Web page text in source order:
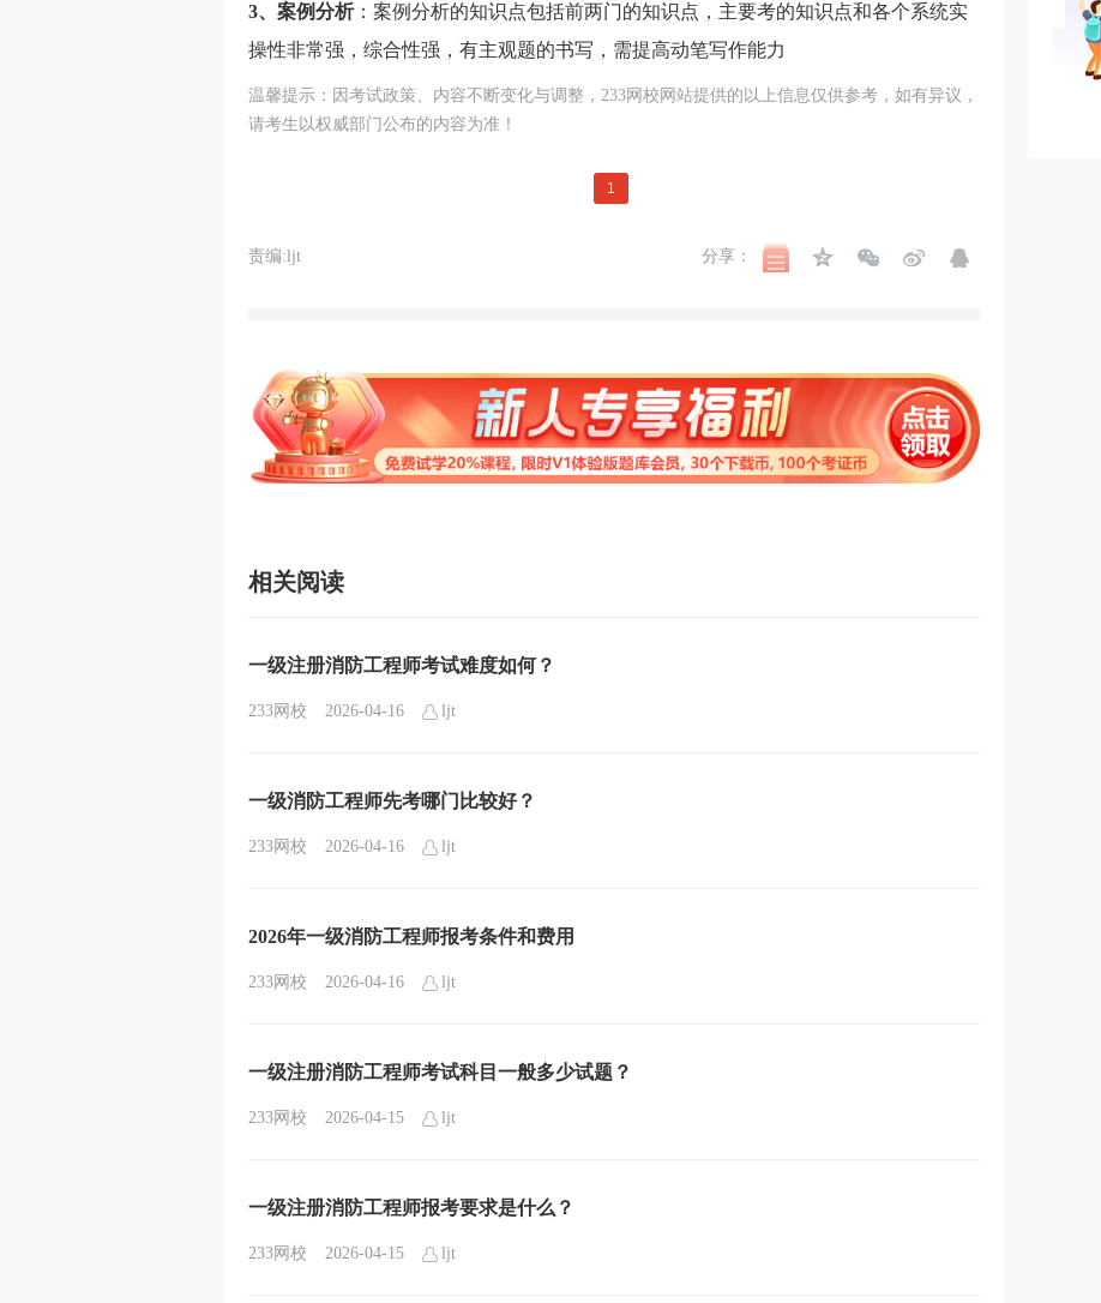
3、案例分析：案例分析的知识点包括前两门的知识点，主要考的知识点和各个系统实
操性非常强，综合性强，有主观题的书写，需提高动笔写作能力
温馨提示：因考试政策、内容不断变化与调整，233网校网站提供的以上信息仅供参考，如有异议，
请考生以权威部门公布的内容为准！
1
责编:ljt 分享：
相关阅读
一级注册消防工程师考试难度如何？
233网校 2026-04-16 ljt
一级消防工程师先考哪门比较好？
233网校 2026-04-16 ljt
2026年一级消防工程师报考条件和费用
233网校 2026-04-16 ljt
一级注册消防工程师考试科目一般多少试题？
233网校 2026-04-15 ljt
一级注册消防工程师报考要求是什么？
233网校 2026-04-15 ljt